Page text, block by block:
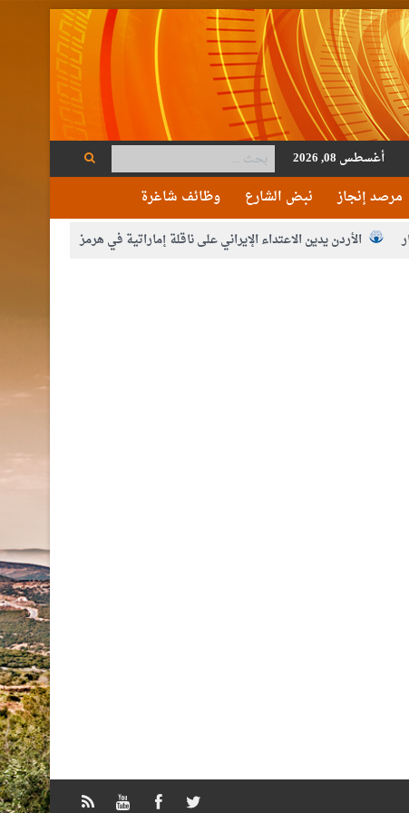
أغسطس 08, 2026
مرصد إنجاز نبض الشارع وظائف شاغرة
الأردن يدين الاعتداء الإيراني على ناقلة إماراتية في هرمز